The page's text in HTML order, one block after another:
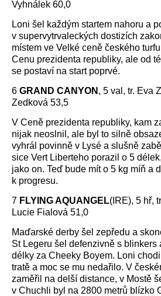
Vyhnálek 60,0
Loni šel každým startem nahoru a
v supervytrvaleckých dostizích
místem ve Velké ceně českého
Cenu prezidenta republiky, ale od
se postaví na start poprvé.
6 GRAND CANYON , 5 val, tr. Eva
Zedková 53,5
V Ceně prezidenta republiky, kam
nijak neoslnil, ale byl to silně
vyhrál povinně v Lysé a slušně
sice Vert Liberteho porazil o 5
jako on. Teď bude mít o 5 kg míň a
k progresu.
7 FLYING AQUANGEL(IRE), 5 hř,
Lucie Fialová 51,0
Maďarské derby šel zepředu a
St Legeru šel defenzivně s blinkers
délky za Cheeky Boyem. Loni
tratě a moc se mu nedařilo. V
zaměřil na delší distance, v Mostě
v Chuchli byl na 2800 metrů blízko